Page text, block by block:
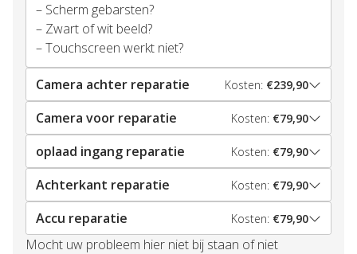
– Scherm gebarsten?
– Zwart of wit beeld?
– Touchscreen werkt niet?
Camera achter reparatie Kosten: €239,90
Camera voor reparatie Kosten: €79,90
oplaad ingang reparatie Kosten: €79,90
Achterkant reparatie Kosten: €79,90
Accu reparatie Kosten: €79,90
Mocht uw probleem hier niet bij staan of niet